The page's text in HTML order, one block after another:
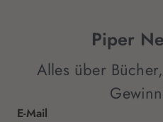
Piper
Alles über
E-Mail